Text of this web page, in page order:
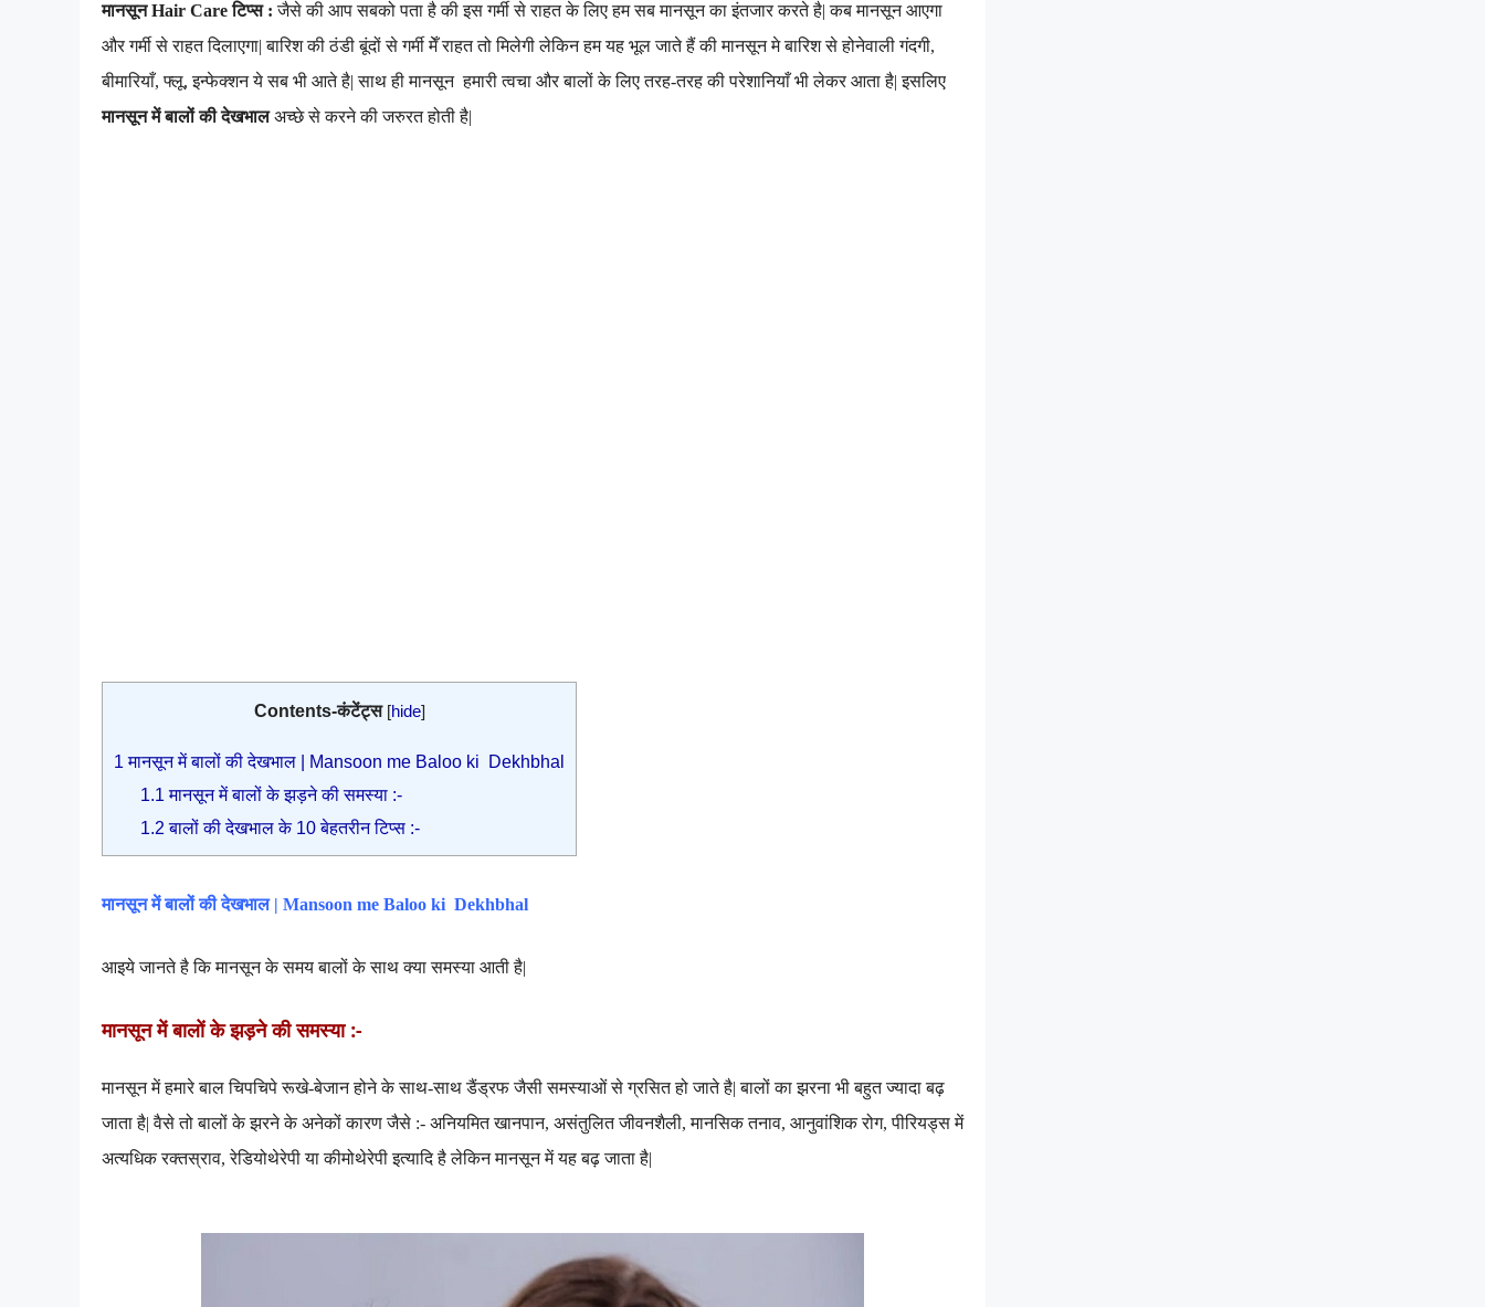
मानसून Hair Care टिप्स : जैसे की आप सबको पता है की इस गर्मी से राहत के लिए हम सब मानसून का इंतजार करते है|कब मानसून आएगा
और गर्मी से राहत दिलाएगा|बारिश की ठंडी बूंदों से गर्मी मेँ राहत तो मिलेगी लेकिन हम यह भूल जाते हैं की मानसून मे बारिश से होनेवाली गंदगी,
बीमारियाँ,फ्लू,इन्फेक्शन ये सब भी आते है| साथ ही मानसून हमारी त्वचा और बालों के लिए तरह-तरह की परेशानियाँ भी लेकर आता है| इसलिए
मानसून में बालों की देखभालअच्छे से करने की जरुरत होती है|
Contents-कंटेंट्स [hide]
1 मानसून में बालों की देखभाल | Mansoon me Baloo ki Dekhbhal
1.1 मानसून में बालों के झड़ने की समस्या :-
1.2 बालों की देखभाल के 10 बेहतरीन टिप्स :-
मानसून में बालों की देखभाल | Mansoon me Baloo ki Dekhbhal
आइये जानते है कि मानसून के समय बालों के साथ क्या समस्या आती है|
मानसून में बालों के झड़ने की समस्या :-
मानसून मेंहमारे बाल चिपचिपे रूखे-बेजान होने के साथ-साथ डैंड्रफ जैसी समस्याओं से ग्रसित हो जाते है| बालों का झरना भी बहुत ज्यादा बढ़
जाता है| वैसे तो बालों के झरने के अनेकों कारण जैसे :- अनियमित खानपान, असंतुलित जीवनशैली, मानसिक तनाव, आनुवांशिक रोग, पीरियड्स में
अत्यधिक रक्तस्राव, रेडियोथेरेपी या कीमोथेरेपी इत्यादि है लेकिन मानसून में यह बढ़ जाता है|